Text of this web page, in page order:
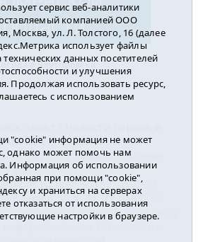
в Ялуторовске
2016-2023
«ИИЦ « Ялуторовская жизнь».
Вешкурцева С.П.
Тел.: 8(34535)2-02-51
номер ЭЛ № ФС 77-64937 от
Федеральной службой по надзору
технологий и
сервис веб-аналитики
компанией ООО
Москва, ул. Л. Толстого, 16 (далее
использует файлы
данных посетителей
и улучшения
Продолжая использовать ресурс,
с использованием
"cookie" информация не может
однако может помочь нам
Информация об использовании
при помощи "cookie",
и храниться на серверах
отказаться от использования
настройки в браузере.